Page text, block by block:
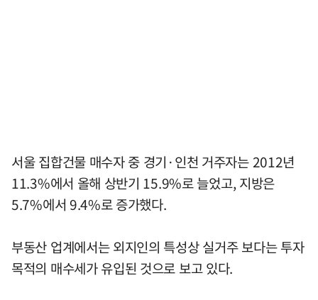
서울 집합건물 매수자 중 경기·인천 거주자는 2012년
11.3%에서 올해 상반기 15.9%로 늘었고, 지방은
5.7%에서 9.4%로 증가했다.
부동산 업계에서는 외지인의 특성상 실거주 보다는 투자
목적의 매수세가 유입된 것으로 보고 있다.